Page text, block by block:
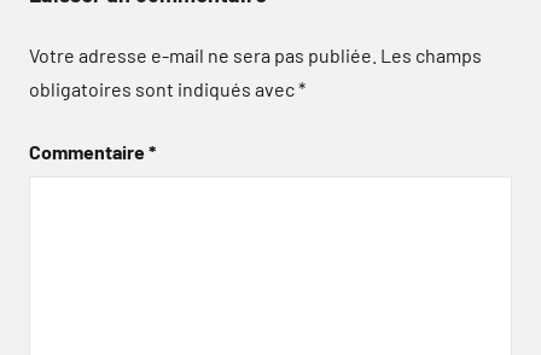
Votre adresse e-mail ne sera pas publiée. Les champs
obligatoires sont indiqués avec*
Commentaire*